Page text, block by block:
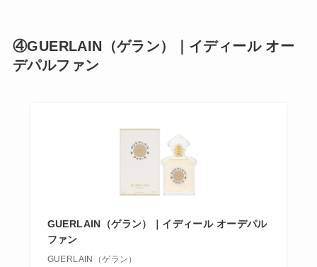
④GUERLAIN（ゲラン）｜イディール オー
デパルファン
GUERLAIN（ゲラン）｜イディール オーデパル
ファン
GUERLAIN（ゲラン）